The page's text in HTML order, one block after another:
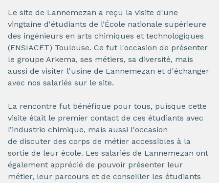
Le site de Lannemezan a reçu la visite d'une
vingtaine d'étudiants de l’École nationale supérieure
des ingénieurs en arts chimiques et technologiques
(ENSIACET) Toulouse. Ce fut l'occasion de présenter
le groupe Arkema, ses métiers, sa diversité, mais
aussi de visiter l'usine de Lannemezan et d'échanger
avec nos salariés sur le site.
La rencontre fut bénéfique pour tous, puisque cette
visite était le premier contact de ces étudiants avec
l’industrie chimique, mais aussi l'occasion
de discuter des corps de métier accessibles à la
sortie de leur école. Les salariés de Lannemezan ont
également apprécié de pouvoir présenter leur
métier, leur parcours et de conseiller les étudiants